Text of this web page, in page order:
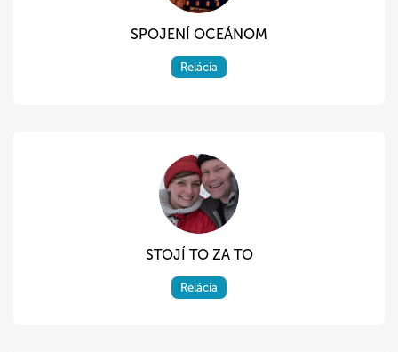
SPOJENÍ OCEÁNOM
Relácia
STOJÍ TO ZA TO
Relácia